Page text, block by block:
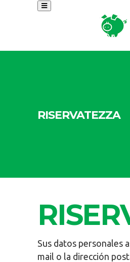
RISERVATEZZA
Sus datos personales
mail o la dirección